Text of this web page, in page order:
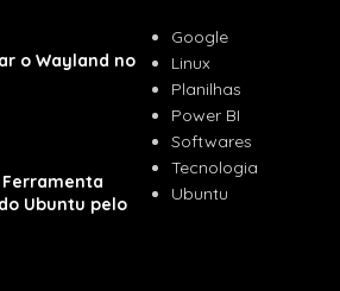
o Wayland no
Ubuntu pelo
Google
Linux
Planilhas
Power BI
Softwares
Tecnologia
Ubuntu